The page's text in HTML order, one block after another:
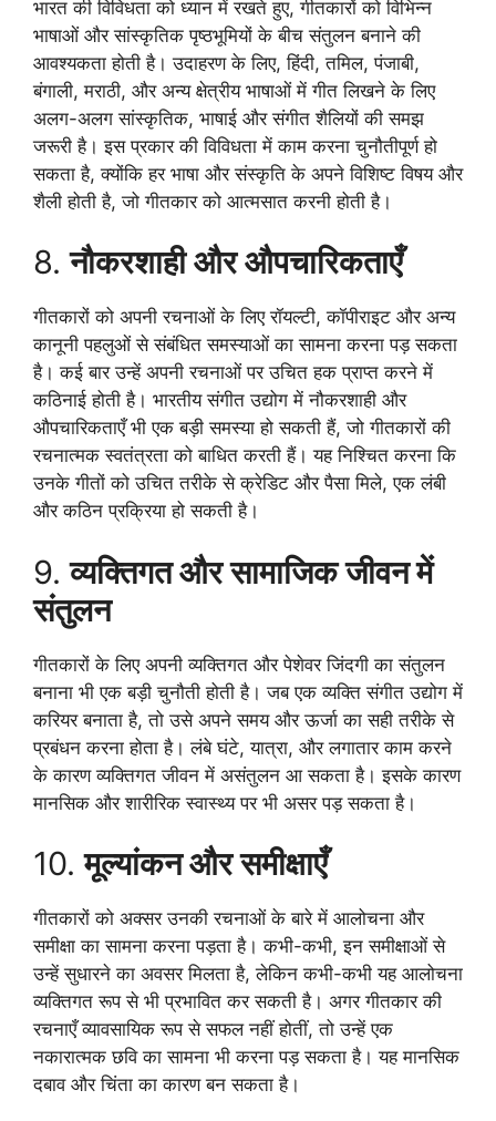
भारत की विविधता को ध्यान में रखते हुए, गीतकारों को विभिन्न
भाषाओं और सांस्कृतिक पृष्ठभूमियों के बीच संतुलन बनाने की
आवश्यकता होती है। उदाहरण के लिए, हिंदी, तमिल, पंजाबी,
बंगाली, मराठी, और अन्य क्षेत्रीय भाषाओं में गीत लिखने के लिए
अलग-अलग सांस्कृतिक, भाषाई और संगीत शैलियों की समझ
जरूरी है। इस प्रकार की विविधता में काम करना चुनौतीपूर्ण हो
सकता है, क्योंकि हर भाषा और संस्कृति के अपने विशिष्ट विषय और
शैली होती है, जो गीतकार को आत्मसात करनी होती है।
8.नौकरशाही और औपचारिकताएँ
गीतकारों को अपनी रचनाओं के लिए रॉयल्टी, कॉपीराइट और अन्य
कानूनी पहलुओं से संबंधित समस्याओं का सामना करना पड़ सकता
है। कई बार उन्हें अपनी रचनाओं पर उचित हक प्राप्त करने में
कठिनाई होती है। भारतीय संगीत उद्योग में नौकरशाही और
औपचारिकताएँ भी एक बड़ी समस्या हो सकती हैं, जो गीतकारों की
रचनात्मक स्वतंत्रता को बाधित करती हैं। यह निश्चित करना कि
उनके गीतों को उचित तरीके से क्रेडिट और पैसा मिले, एक लंबी
और कठिन प्रक्रिया हो सकती है।
9.व्यक्तिगत और सामाजिक जीवन में
संतुलन
गीतकारों के लिए अपनी व्यक्तिगत और पेशेवर जिंदगी का संतुलन
बनाना भी एक बड़ी चुनौती होती है। जब एक व्यक्ति संगीत उद्योग में
करियर बनाता है, तो उसे अपने समय और ऊर्जा का सही तरीके से
प्रबंधन करना होता है। लंबे घंटे, यात्रा, और लगातार काम करने
के कारण व्यक्तिगत जीवन में असंतुलन आ सकता है। इसके कारण
मानसिक और शारीरिक स्वास्थ्य पर भी असर पड़ सकता है।
10.मूल्यांकन और समीक्षाएँ
गीतकारों को अक्सर उनकी रचनाओं के बारे में आलोचना और
समीक्षा का सामना करना पड़ता है। कभी-कभी, इन समीक्षाओं से
उन्हें सुधारने का अवसर मिलता है, लेकिन कभी-कभी यह आलोचना
व्यक्तिगत रूप से भी प्रभावित कर सकती है। अगर गीतकार की
रचनाएँ व्यावसायिक रूप से सफल नहीं होतीं, तो उन्हें एक
नकारात्मक छवि का सामना भी करना पड़ सकता है। यह मानसिक
दबाव और चिंता का कारण बन सकता है।